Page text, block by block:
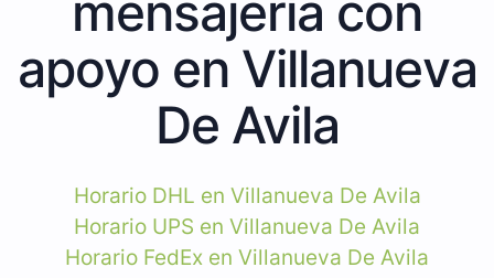
apoyo en Villanueva
De Avila
Horario DHL en Villanueva De Avila
Horario UPS en Villanueva De Avila
Horario FedEx en Villanueva De Avila